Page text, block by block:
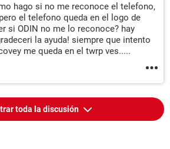
hago si no me reconoce el telefono,
el telefono queda en el logo de
si ODIN no me lo reconoce? hay
la ayuda! siempre que intento
me queda en el twrp ves.....
toda la discusión